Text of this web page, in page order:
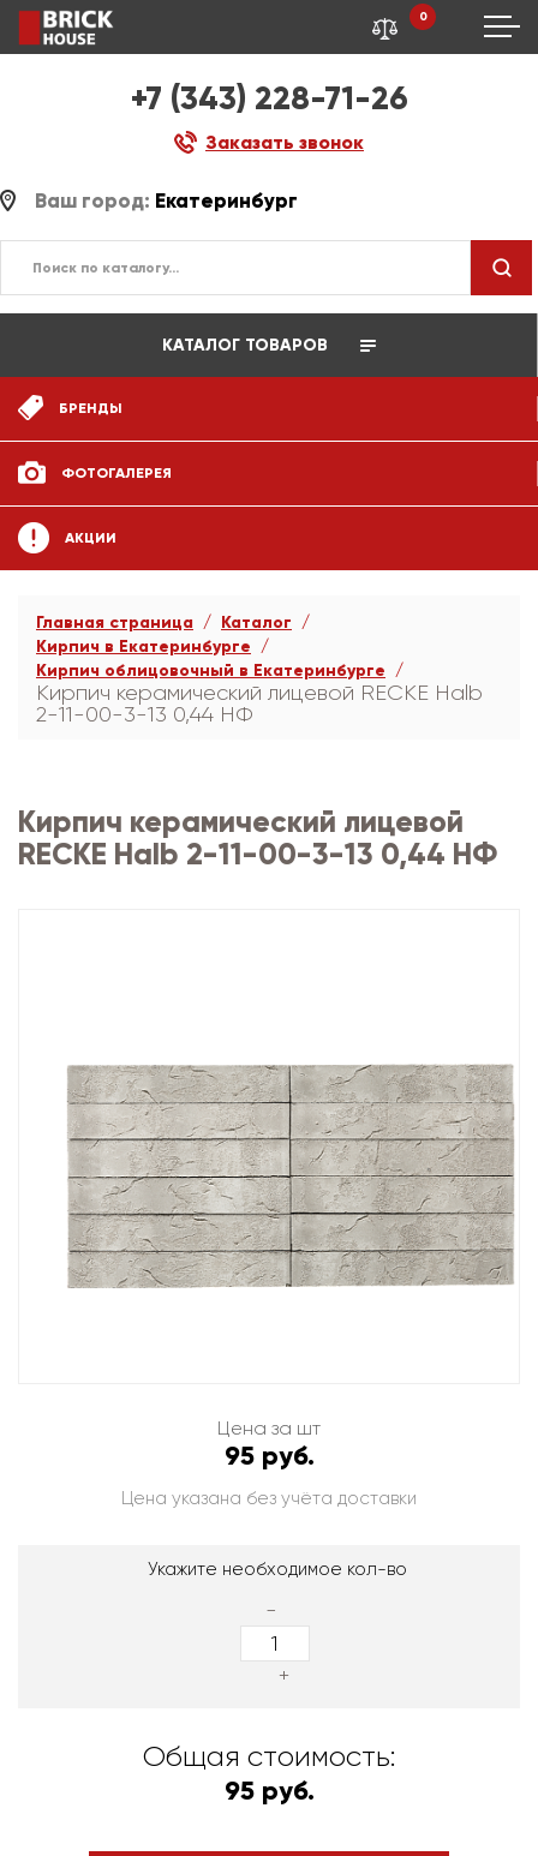
+7 (343) 228-71-26
Заказать звонок
0
Ваш город: Екатеринбург
КАТАЛОГ ТОВАРОВ
БРЕНДЫ
ФОТОГАЛЕРЕЯ
АКЦИИ
Главная страница
Каталог
Кирпич в Екатеринбурге
Кирпич облицовочный в Екатеринбурге
Кирпич керамический лицевой RECKE Halb
2-11-00-3-13 0,44 НФ
Кирпич керамический лицевой
RECKE Halb 2-11-00-3-13 0,44 НФ
Цена за шт
95 руб.
Цена указана без учёта доставки
Укажите необходимое кол-во
-
+
Общая стоимость:
95 руб.